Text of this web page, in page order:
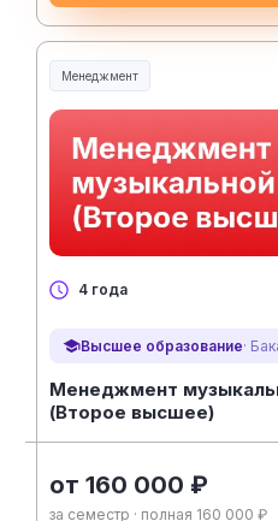
Менеджмент
Менеджмент и управление
4 года
Высшее образование·
Менеджмент
(Второе высшее)
от 160 000 ₽
за семестр · полная 160 000 ₽